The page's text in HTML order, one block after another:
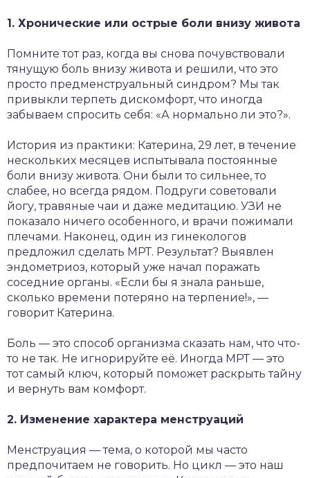
1. Хронические или острые боли внизу живота
Помните тот раз, когда вы снова почувствовали
тянущую боль внизу живота и решили, что это
просто предменструальный синдром? Мы так
привыкли терпеть дискомфорт, что иногда
забываем спросить себя: «А нормально ли это?».
История из практики: Катерина, 29 лет, в течение
нескольких месяцев испытывала постоянные
боли внизу живота. Они были то сильнее, то
слабее, но всегда рядом. Подруги советовали
йогу, травяные чаи и даже медитацию. УЗИ не
показало ничего особенного, и врачи пожимали
плечами. Наконец, один из гинекологов
предложил сделать МРТ. Результат? Выявлен
эндометриоз, который уже начал поражать
соседние органы. «Если бы я знала раньше,
сколько времени потеряно на терпение!», —
говорит Катерина.
Боль — это способ организма сказать нам, что что-
то не так. Не игнорируйте её. Иногда МРТ — это
тот самый ключ, который поможет раскрыть тайну
и вернуть вам комфорт.
2. Изменение характера менструаций
Менструация — тема, о которой мы часто
предпочитаем не говорить. Но цикл — это наш